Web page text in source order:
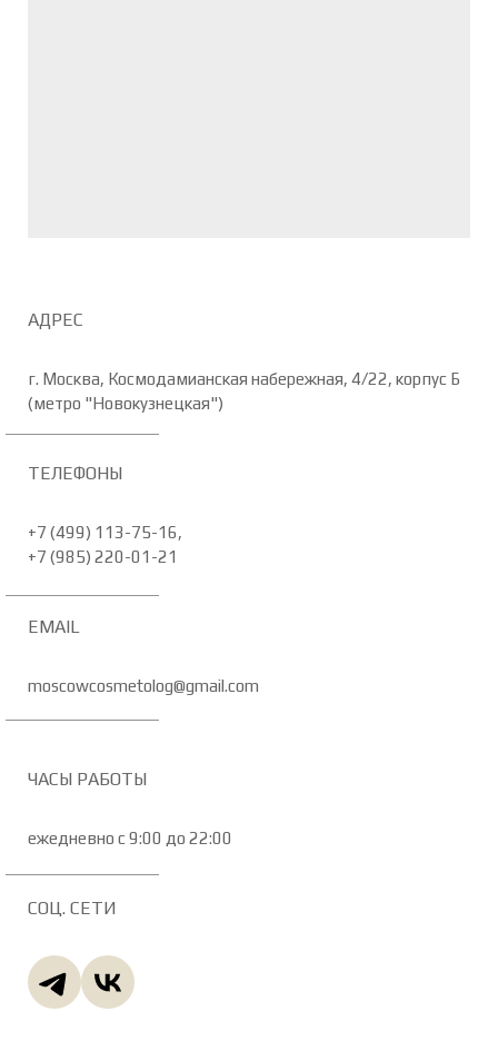
АДРЕС
г. Москва, Космодамианская набережная, 4/22, корпус Б
(метро "Новокузнецкая")
ТЕЛЕФОНЫ
+7 (499) 113-75-16,
+7 (985) 220-01-21
EMAIL
moscowcosmetolog@gmail.com
ЧАСЫ РАБОТЫ
ежедневно с 9:00 до 22:00
СОЦ. СЕТИ